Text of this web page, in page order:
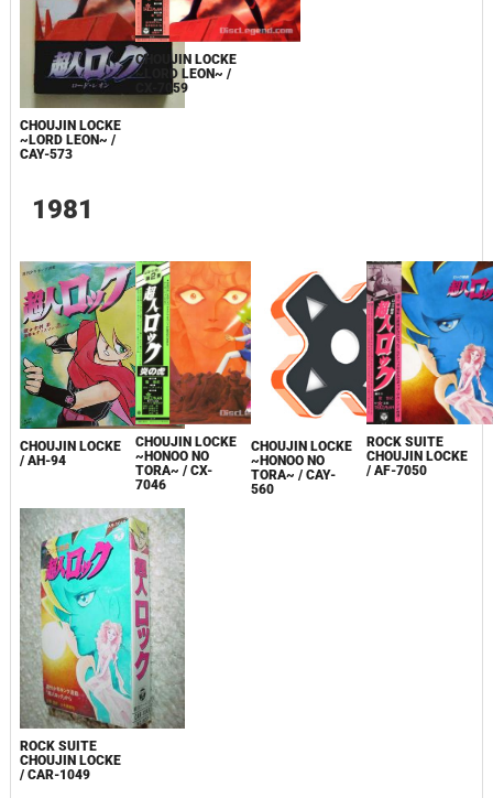
CHOUJIN LOCKE
~LORD LEON~ /
CAY-573
CHOUJIN LOCKE
~LORD LEON~ /
CX-7059
1981
CHOUJIN LOCKE
/ AH-94
CHOUJIN LOCKE
~HONOO NO
TORA~ / CX-
7046
CHOUJIN LOCKE
~HONOO NO
TORA~ / CAY-
560
ROCK SUITE
CHOUJIN LOCKE
/ AF-7050
ROCK SUITE
CHOUJIN LOCKE
/ CAR-1049